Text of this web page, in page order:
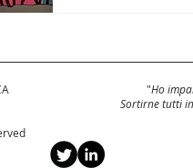
"Ho
Sortirne tutti